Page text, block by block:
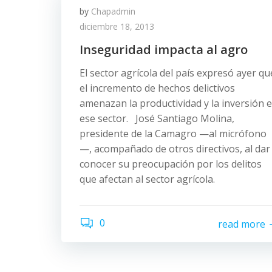
by Chapadmin
diciembre 18, 2013
Inseguridad impacta al agro
El sector agrícola del país expresó ayer
el incremento de hechos delictivos
amenazan la productividad y la inversión
ese sector. José Santiago Molina,
presidente de la Camagro —al micrófono
—, acompañado de otros directivos, al dar
conocer su preocupación por los delitos
que afectan al sector agrícola.
0 read more